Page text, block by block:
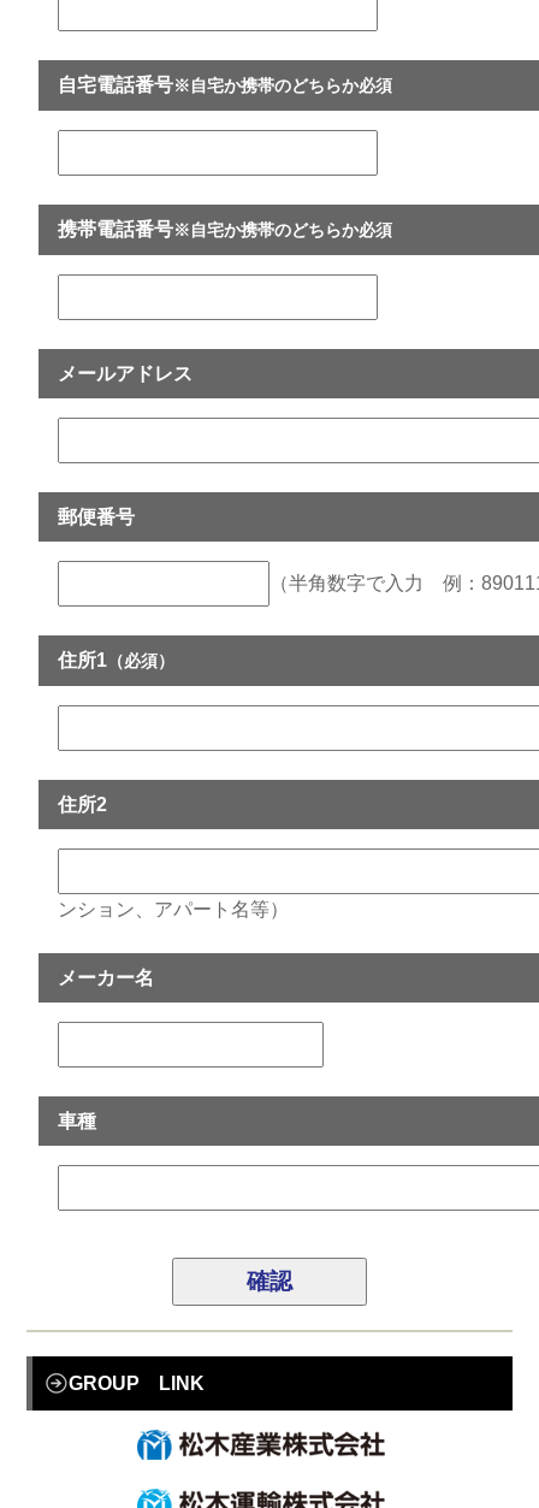
自宅電話番号※自宅か携帯のどちらか必須
携帯電話番号※自宅か携帯のどちらか必須
メールアドレス
郵便番号
（半角数字で入力 例：
住所1 （必須）
住所2
ンション、アパート名等）
メーカー名
車種
GROUP LINK